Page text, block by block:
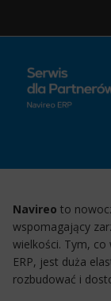
Navireo to
wspomagający
wielkości. Tym,
ERP, jest duża
rozbudować i